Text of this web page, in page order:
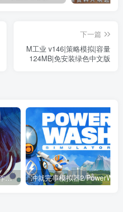
下一篇
M工业 v146|策略模拟|容量
124MB|免安装绿色中文版
格瑞丝/GRIS v3504696|动作冒险|容量3.4G|免安装绿色中文版